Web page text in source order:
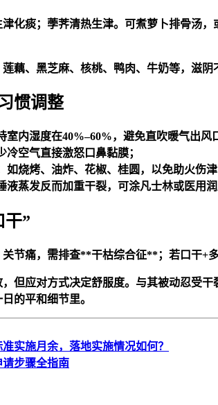
化痰；荸荠清热生津。可煮萝卜排骨汤
藕、黑芝麻、核桃、鸭肉、牛奶等，滋阴
惯调整
室内湿度在40%–60%，避免直吹暖气出风
冷空气直接激怒口鼻黏膜；
如烧烤、油炸、花椒、桂圆，以免助火伤津
液蒸发反而加重干裂，可涂凡士林或医用润
干”
节痛，需排查**干枯综合征**；若口干+
但应对方式决定舒服度。与其被动忍受
的平和细节里。
实施月余，落地实施情况如何？
请步骤全指南